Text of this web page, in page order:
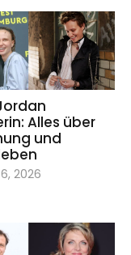
Alles über
und
2026